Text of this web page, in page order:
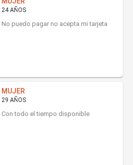
24 AÑOS
No puedo pagar no acepta mi tarjeta
MUJER
29 AÑOS
Con todo el tiempo disponible